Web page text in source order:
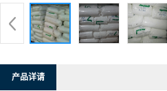
产品详请